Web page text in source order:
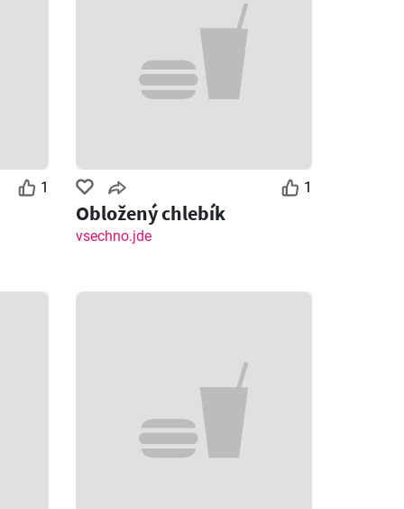
1 1
Obložený chlebík
vsechno.jde